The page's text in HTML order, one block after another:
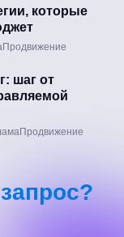
которые
Продвижение
шаг от
Продвижение